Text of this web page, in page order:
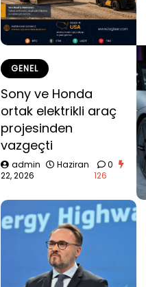
GENEL
Sony ve Honda
ortak elektrikli araç
projesinden
vazgeçti
admin
Haziran
22, 2026
0
126